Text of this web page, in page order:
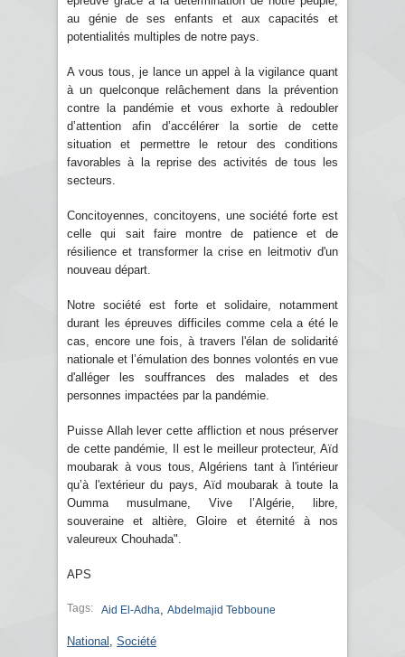
au génie de ses enfants et aux capacités et
potentialités multiples de notre pays.
A vous tous, je lance un appel à la vigilance quant
à un quelconque relâchement dans la prévention
contre la pandémie et vous exhorte à redoubler
d’attention afin d’accélérer la sortie de cette
situation et permettre le retour des conditions
favorables à la reprise des activités de tous les
secteurs.
Concitoyennes, concitoyens, une société forte est
celle qui sait faire montre de patience et de
résilience et transformer la crise en leitmotiv d'un
nouveau départ.
Notre société est forte et solidaire, notamment
durant les épreuves difficiles comme cela a été le
cas, encore une fois, à travers l'élan de solidarité
nationale et l’émulation des bonnes volontés en vue
d'alléger les souffrances des malades et des
personnes impactées par la pandémie.
Puisse Allah lever cette affliction et nous préserver
de cette pandémie, Il est le meilleur protecteur, Aïd
moubarak à vous tous, Algériens tant à l'intérieur
qu’à l'extérieur du pays, Aïd moubarak à toute la
Oumma musulmane, Vive l’Algérie, libre,
souveraine et altière, Gloire et éternité à nos
valeureux Chouhada".
APS
Tags: Aid El-Adha Abdelmajid Tebboune
National Société